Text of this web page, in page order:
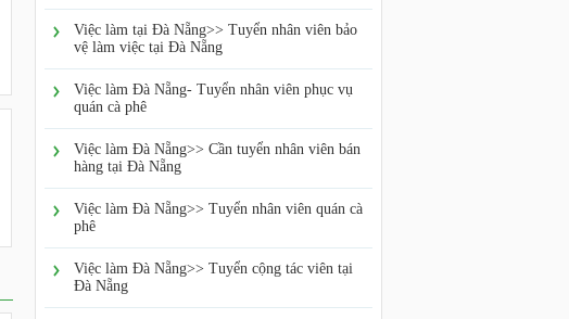
Việc làm tại Đà Nẵng>> Tuyển nhân viên bảo
vệ làm việc tại Đà Nẵng
Việc làm Đà Nẵng- Tuyển nhân viên phục vụ
quán cà phê
Việc làm Đà Nẵng>> Cần tuyển nhân viên bán
hàng tại Đà Nẵng
Việc làm Đà Nẵng>> Tuyển nhân viên quán cà
phê
Việc làm Đà Nẵng>> Tuyển cộng tác viên tại
Đà Nẵng